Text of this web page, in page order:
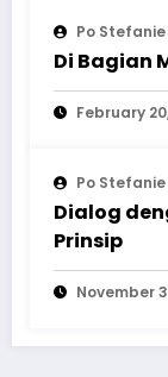
Po
Di Bagian
February
Po
Dialog
Prinsip
November